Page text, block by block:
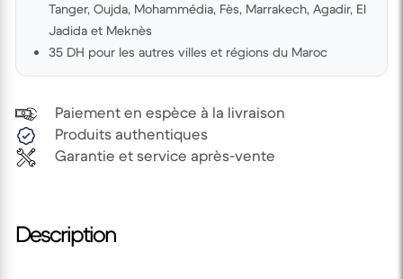
Tanger, Oujda, Mohammédia, Fès, Marrakech, Agadir, El
Jadida et Meknès
35 DH pour les autres villes et régions du Maroc
Paiement en espèce à la livraison
Produits authentiques
Garantie et service après-vente
Description